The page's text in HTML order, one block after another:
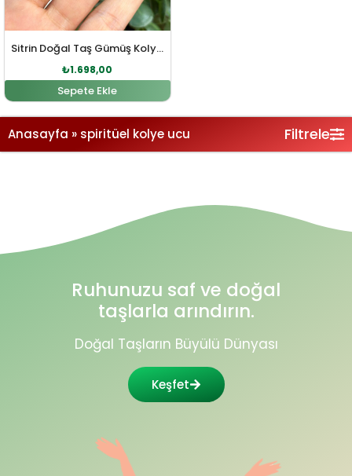
Sitrin Doğal Taş Gümüş Kolye Ucu
₺1.698,00
Sepete Ekle
Anasayfa » spiritüel kolye ucu Filtrele
Ruhunuzu saf ve doğal
taşlarla arındırın.
Doğal Taşların Büyülü Dünyası
Keşfet